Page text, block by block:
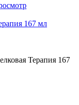
167 мл
Терапия 167